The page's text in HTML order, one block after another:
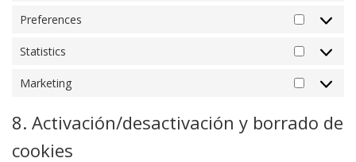
Preferences
Statistics
Statistics
Marketing
8. Activación/desactivación y borrado de
cookies